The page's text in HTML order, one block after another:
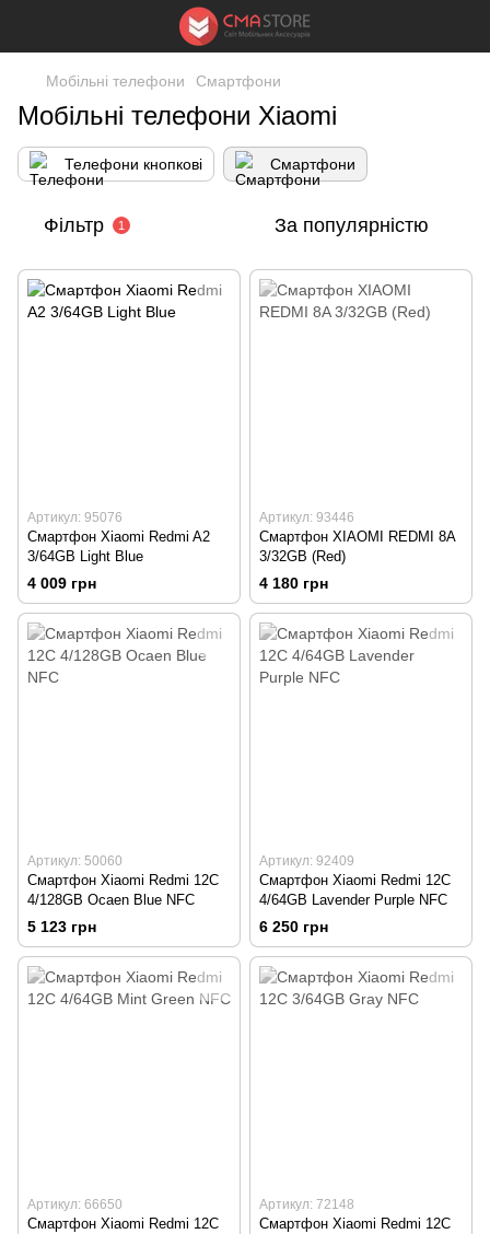
Мобільні телефони Смартфони
Мобільні телефони Xiaomi
Телефони кнопкові Смартфони
Фільтр 1 За популярністю
Артикул: 95076
Смартфон Xiaomi Redmi A2
3/64GB Light Blue
4 009 грн
Артикул: 93446
Смартфон XIAOMI REDMI 8A
3/32GB (Red)
4 180 грн
Артикул: 50060
Смартфон Xiaomi Redmi 12C
4/128GB Ocaen Blue NFC
5 123 грн
Артикул: 92409
Смартфон Xiaomi Redmi 12C
4/64GB Lavender Purple NFC
6 250 грн
Артикул: 66650
Смартфон Xiaomi Redmi 12C
Артикул: 72148
Смартфон Xiaomi Redmi 12C